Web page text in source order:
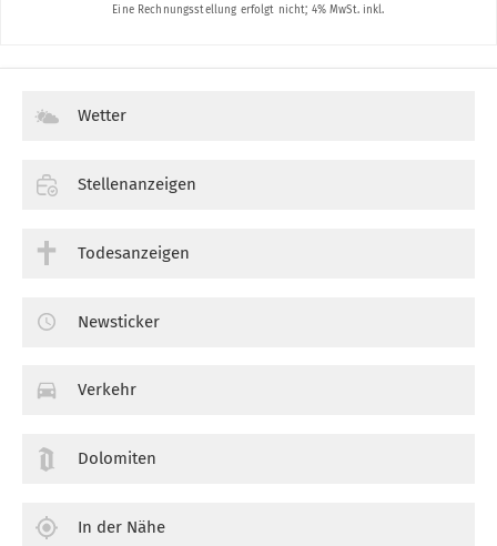
Wetter
Stellenanzeigen
Todesanzeigen
Newsticker
Verkehr
Dolomiten
In der Nähe